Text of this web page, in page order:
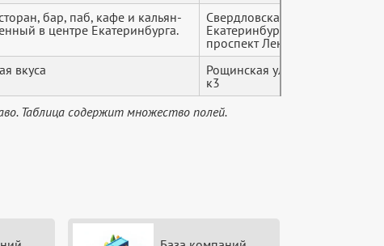
бар, паб, кафе и кальян-
в центре Екатеринбурга.
Свердловская область,
Екатеринбург,
проспект Ленина, 60А
вкуса
Рощинская улица, 21
к3
Таблица содержит множество полей.